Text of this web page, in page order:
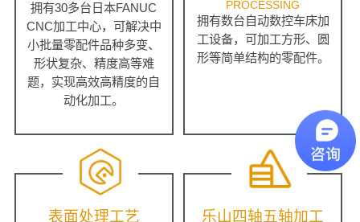
拥有30多台日本FANUC
CNC加工中心，可解决中
小批量零配件品种多变、
形状复杂、精度高等难
题，实现高效高精度的自
动化加工。
PROCESSING
拥有数台自动数控车床加
工设备，可加工方形、圆
形等简单结构的零配件。
表面处理工艺 乐山四轴五轴加工